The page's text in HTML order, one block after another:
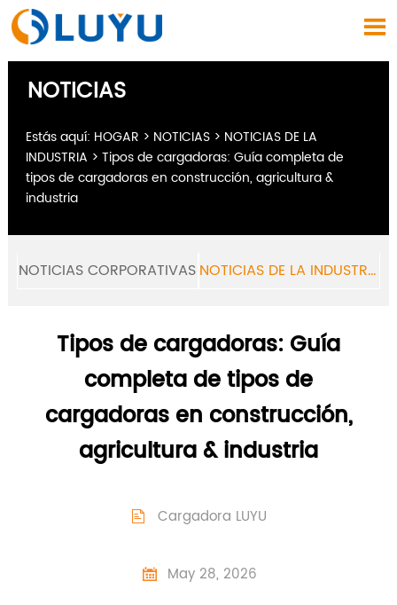

NOTICIAS
Estás aquí: HOGAR > NOTICIAS> NOTICIAS DE LA
INDUSTRIA > Tipos de cargadoras: Guía completa de
tipos de cargadoras en construcción, agricultura &
industria
NOTICIAS CORPORATIVAS NOTICIAS DE LA INDUSTRIA
Tipos de cargadoras: Guía
completa de tipos de
cargadoras en construcción,
agricultura & industria
 Cargadora LUYU
 May 28, 2026